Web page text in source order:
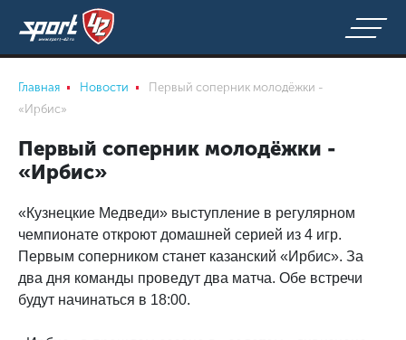
Главная Новости
Первый соперник молодёжки -
«Ирбис»
Первый соперник молодёжки -
«Ирбис»
«Кузнецкие Медведи» выступление в регулярном
чемпионате откроют домашней серией из 4 игр.
Первым соперником станет казанский «Ирбис». За
два дня команды проведут два матча. Обе встречи
будут начинаться в 18:00.